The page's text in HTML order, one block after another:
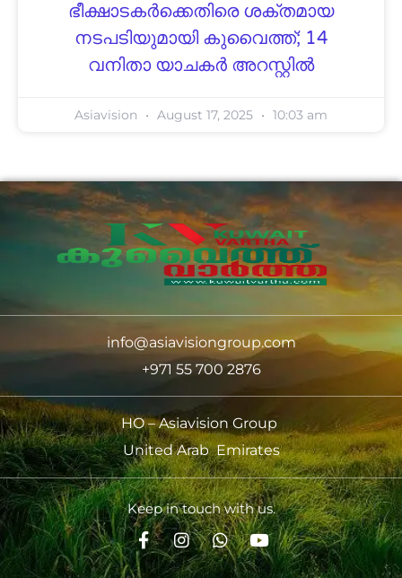
ഭീക്ഷാടകർക്കെതിരെ ശക്തമായ
നടപടിയുമായി കുവൈത്ത്; 14
വനിതാ യാചകർ അറസ്റ്റിൽ
Asiavision August 17, 2025 10:03 am
info@asiavisiongroup.com
+971 55 700 2876
HO – Asiavision Group
United Arab Emirates
Keep in touch with us.